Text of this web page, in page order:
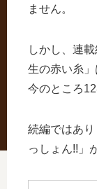
ません。
しかし、連
生の赤い糸」
今のところ
続編ではあ
っしょん!!」